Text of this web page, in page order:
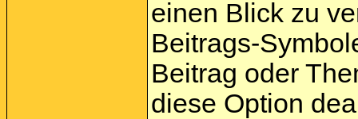
einen Blick zu
Beitrags-
Beitrag oder
diese Option